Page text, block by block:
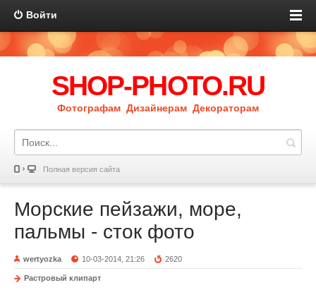
Войти
SHOP-PHOTO.RU
Фотографам Дизайнерам Декораторам
Полная версия сайта
Морские пейзажи, море,
пальмы - сток фото
wertyozka 10-03-2014, 21:26 2620
Растровый клипарт